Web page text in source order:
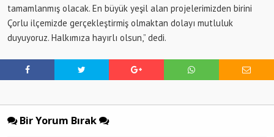
tamamlanmış olacak. En büyük yeşil alan projelerimizden birini
Çorlu ilçemizde gerçekleştirmiş olmaktan dolayı mutluluk
duyuyoruz. Halkımıza hayırlı olsun,” dedi.
Bir Yorum Bırak